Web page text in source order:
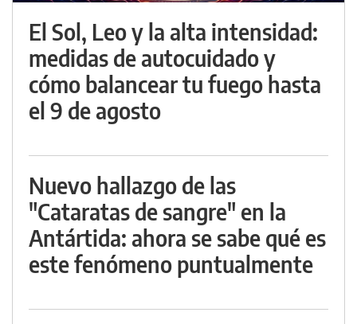
El Sol, Leo y la alta intensidad:
medidas de autocuidado y
cómo balancear tu fuego hasta
el 9 de agosto
Nuevo hallazgo de las
"Cataratas de sangre" en la
Antártida: ahora se sabe qué es
este fenómeno puntualmente